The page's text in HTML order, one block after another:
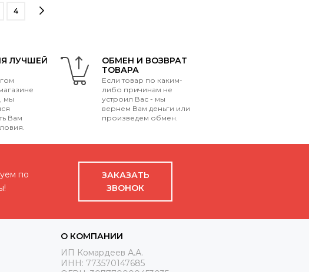
4
ЛУЧШЕЙ
мы
Вам
ОБМЕН И ВОЗВРАТ
ТОВАРА
Если товар по каким-
либо причинам не
устроил Вас - мы
вернем Вам деньги или
произведем обмен.
по
ЗАКАЗАТЬ
ЗВОНОК
О КОМПАНИИ
ИП Комардеев А.А.
ИНН: 773570147685